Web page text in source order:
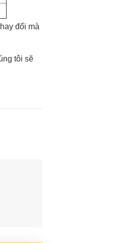
đổi mà
tôi sẽ